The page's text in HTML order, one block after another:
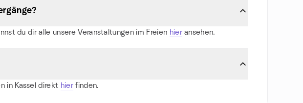
du dir alle unsere Veranstaltungen im Freien hieransehen.
in Kassel direkt hierfinden.